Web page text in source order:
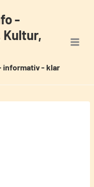
-
informativ - klar